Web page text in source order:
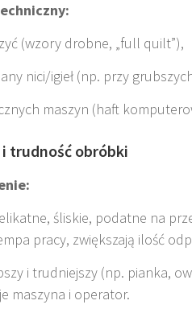
(wzory drobne, „full quilt”),
nici/igieł (np. przy
maszyn (haft
i trudność obróbki
śliskie, podatne na
pracy, zwiększają ilość
i trudniejszy (np. pianka,
maszyna i operator.